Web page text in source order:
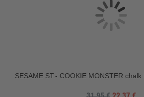
SESAME ST.- COOKIE MONSTER